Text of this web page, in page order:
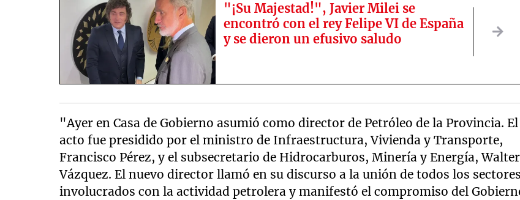
"¡Su Majestad!", Javier Milei se
encontró con el rey Felipe VI de España
y se dieron un efusivo saludo
"Ayer en Casa de Gobierno asumió como director de Petróleo de la Provincia. El
acto fue presidido por el ministro de Infraestructura, Vivienda y Transporte,
Francisco Pérez, y el subsecretario de Hidrocarburos, Minería y Energía, Walter
Vázquez. El nuevo director llamó en su discurso a la unión de todos los sectores
involucrados con la actividad petrolera y manifestó el compromiso del